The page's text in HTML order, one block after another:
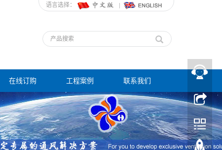
语言选择：
在线订购 工程案例 联系我们